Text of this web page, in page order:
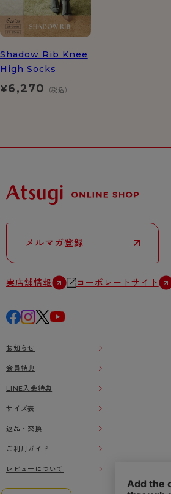
Shadow Rib Knee
High Socks
¥6,270 （税込）
メルマガ登録
実店舗情報 コーポレートサイト
お知らせ
会員特典
LINE入会特典
サイズ表
返品・交換
ご利用ガイド
レビューについて